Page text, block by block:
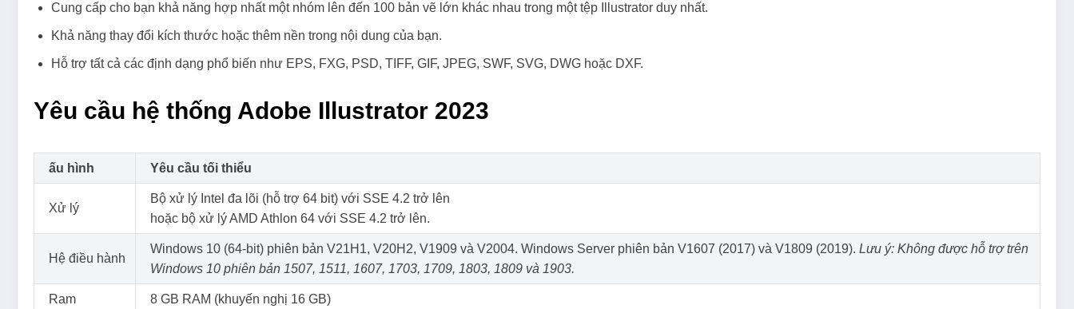
Cung cấp cho bạn khả năng hợp nhất một nhóm lên đến 100 bản vẽ lớn khác nhau trong một tệp Illustrator duy nhất.
Khả năng thay đổi kích thước hoặc thêm nền trong nội dung của bạn.
Hỗ trợ tất cả các định dạng phổ biến như EPS, FXG, PSD, TIFF, GIF, JPEG, SWF, SVG, DWG hoặc DXF.
Yêu cầu hệ thống Adobe Illustrator 2023
ấu hình Yêu cầu tối thiểu
Xử lý
Bộ xử lý Intel đa lõi (hỗ trợ 64 bit) với SSE 4.2 trở lên
hoặc bộ xử lý AMD Athlon 64 với SSE 4.2 trở lên.
Hệ điều hành
Windows 10 (64-bit) phiên bản V21H1, V20H2, V1909 và V2004. Windows Server phiên bản V1607 (2017) và V1809 (2019). Lưu ý: Không được hỗ trợ trên
Windows 10 phiên bản 1507, 1511, 1607, 1703, 1709, 1803, 1809 và 1903.
Ram 8 GB RAM (khuyến nghị 16 GB)